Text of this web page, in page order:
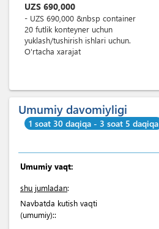
UZS 690,000
- UZS 690,000 &nbsp container
20 futlik konteyner uchun
yuklash/tushirish ishlari uchun.
O'rtacha xarajat
Umumiy davomiyligi
1 soat 30 daqiqa - 3 soat 5 daqiqa
Umumiy vaqt:
shu jumladan:
Navbatda kutish vaqti
(umumiy)::